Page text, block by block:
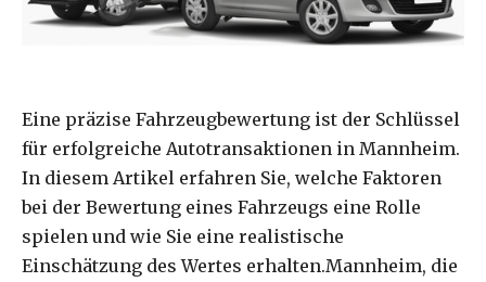
Eine präzise Fahrzeugbewertung ist der Schlüssel
für erfolgreiche Autotransaktionen in Mannheim.
In diesem Artikel erfahren Sie, welche Faktoren
bei der Bewertung eines Fahrzeugs eine Rolle
spielen und wie Sie eine realistische
Einschätzung des Wertes erhalten.Mannheim, die